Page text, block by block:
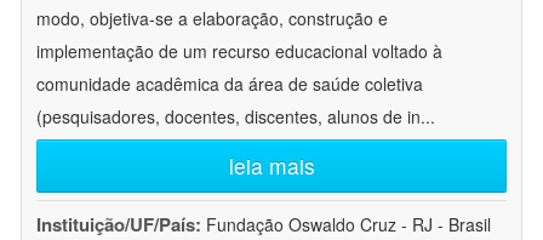
modo, objetiva-se a elaboração, construção e
implementação de um recurso educacional voltado à
comunidade acadêmica da área de saúde coletiva
(pesquisadores, docentes, discentes, alunos de in...
leia mais
Instituição/UF/País: Fundação Oswaldo Cruz - RJ - Brasil